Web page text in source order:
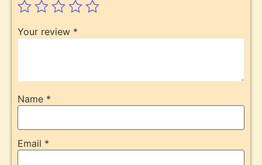
Your review *
Name *
Email *